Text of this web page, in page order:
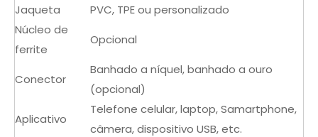
Jaqueta
PVC, TPE ou personalizado
Núcleo de
ferrite
Opcional
Conector
Banhado a níquel, banhado a ouro
(opcional)
Aplicativo
Telefone celular, laptop, Samartphone,
câmera, dispositivo USB, etc.